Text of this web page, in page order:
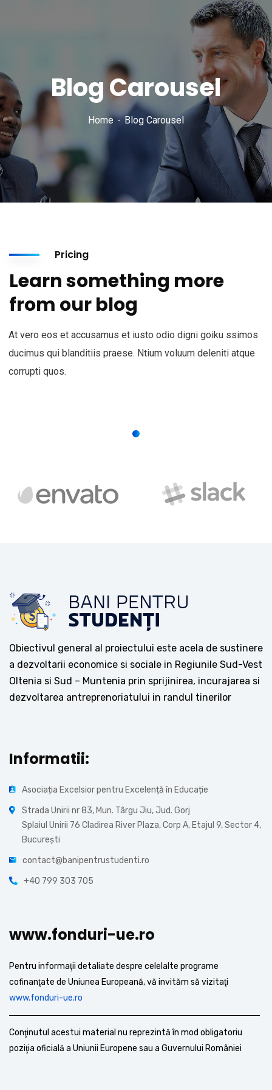
Blog Carousel
Home Blog Carousel
Pricing
Learn something more
from our blog
At vero eos et accusamus et iusto odio digni goiku ssimos
ducimus qui blanditiis praese. Ntium voluum deleniti atque
corrupti quos.
Obiectivul general al proiectului este acela de sustinere
a dezvoltarii economice si sociale in Regiunile Sud-Vest
Oltenia si Sud – Muntenia prin sprijinirea, incurajarea si
dezvoltarea antreprenoriatului in randul tinerilor
Informatii:
Asociația Excelsior pentru Excelență în Educație
Strada Unirii nr 83, Mun. Târgu Jiu, Jud. Gorj
Splaiul Unirii 76 Cladirea River Plaza, Corp A, Etajul 9, Sector 4,
București
contact@banipentrustudenti.ro
+40 799 303 705
www.fonduri-ue.ro
Pentru informaţii detaliate despre celelalte programe
cofinanţate de Uniunea Europeană, vă invităm să vizitaţi
www.fonduri-ue.ro
Conţinutul acestui material nu reprezintă în mod obligatoriu
poziţia oficială a Uniunii Europene sau a Guvernului României